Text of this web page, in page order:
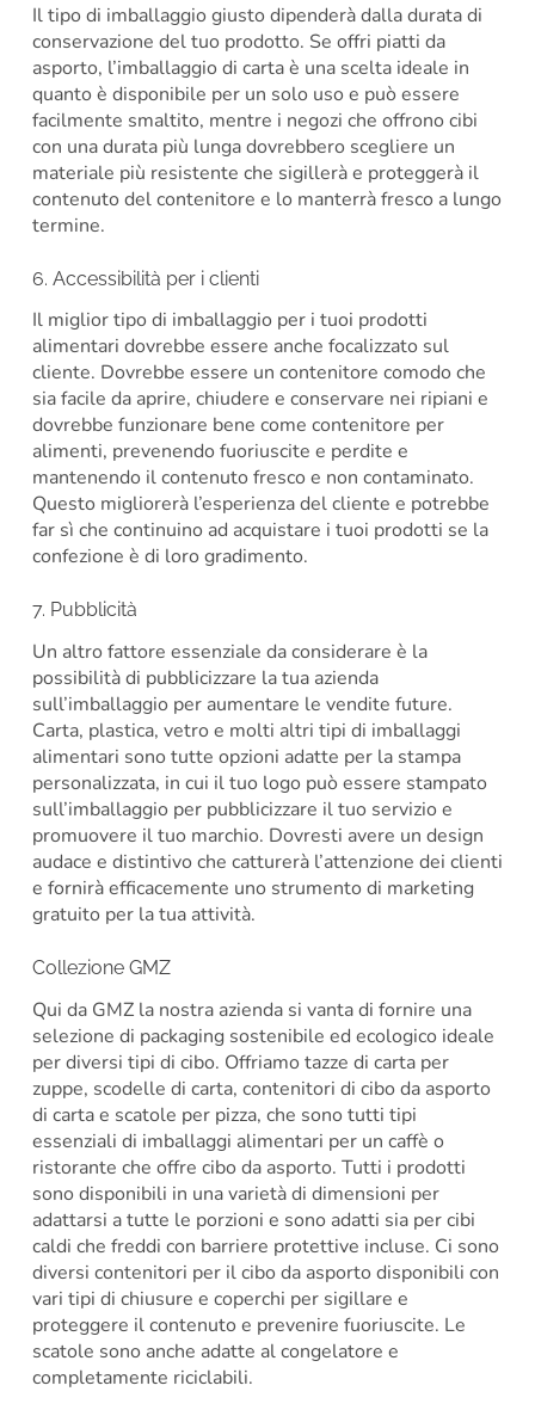
Il tipo di imballaggio giusto dipenderà dalla durata di
conservazione del tuo prodotto. Se offri piatti da
asporto, l’imballaggio di carta è una scelta ideale in
quanto è disponibile per un solo uso e può essere
facilmente smaltito, mentre i negozi che offrono cibi
con una durata più lunga dovrebbero scegliere un
materiale più resistente che sigillerà e proteggerà il
contenuto del contenitore e lo manterrà fresco a lungo
termine.
6. Accessibilità per i clienti
Il miglior tipo di imballaggio per i tuoi prodotti
alimentari dovrebbe essere anche focalizzato sul
cliente. Dovrebbe essere un contenitore comodo che
sia facile da aprire, chiudere e conservare nei ripiani e
dovrebbe funzionare bene come contenitore per
alimenti, prevenendo fuoriuscite e perdite e
mantenendo il contenuto fresco e non contaminato.
Questo migliorerà l’esperienza del cliente e potrebbe
far sì che continuino ad acquistare i tuoi prodotti se la
confezione è di loro gradimento.
7. Pubblicità
Un altro fattore essenziale da considerare è la
possibilità di pubblicizzare la tua azienda
sull’imballaggio per aumentare le vendite future.
Carta, plastica, vetro e molti altri tipi di imballaggi
alimentari sono tutte opzioni adatte per la stampa
personalizzata, in cui il tuo logo può essere stampato
sull’imballaggio per pubblicizzare il tuo servizio e
promuovere il tuo marchio. Dovresti avere un design
audace e distintivo che catturerà l’attenzione dei clienti
e fornirà efficacemente uno strumento di marketing
gratuito per la tua attività.
Collezione GMZ
Qui da GMZ la nostra azienda si vanta di fornire una
selezione di packaging sostenibile ed ecologico ideale
per diversi tipi di cibo. Offriamo tazze di carta per
zuppe, scodelle di carta, contenitori di cibo da asporto
di carta e scatole per pizza, che sono tutti tipi
essenziali di imballaggi alimentari per un caffè o
ristorante che offre cibo da asporto. Tutti i prodotti
sono disponibili in una varietà di dimensioni per
adattarsi a tutte le porzioni e sono adatti sia per cibi
caldi che freddi con barriere protettive incluse. Ci sono
diversi contenitori per il cibo da asporto disponibili con
vari tipi di chiusure e coperchi per sigillare e
proteggere il contenuto e prevenire fuoriuscite. Le
scatole sono anche adatte al congelatore e
completamente riciclabili.